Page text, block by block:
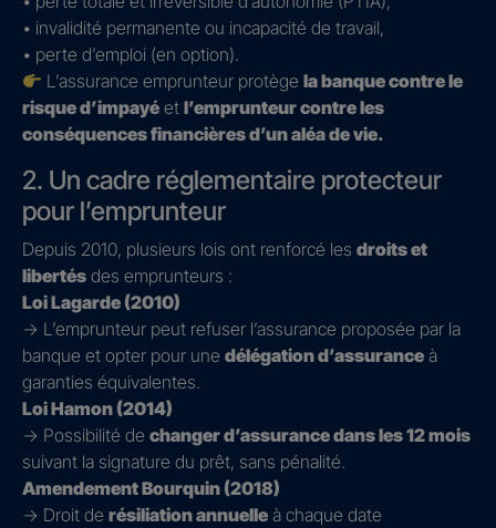
• invalidité permanente ou incapacité de travail,
• perte d’emploi (en option).
L’assurance emprunteur protègela banque contre le
risque d’impayé et l’emprunteur contre les
conséquences financières d’un aléa de vie.
2. Un cadre réglementaire protecteur
pour l’emprunteur
Depuis 2010, plusieurs lois ont renforcé les droits et
libertés des emprunteurs :
Loi Lagarde (2010)
→ L’emprunteur peut refuser l’assurance proposée par la
banque et opter pour une délégation d’assurance à
garanties équivalentes.
Loi Hamon (2014)
→ Possibilité de changer d’assurance dans les 12 mois
suivant la signature du prêt, sans pénalité.
Amendement Bourquin (2018)
→ Droit de résiliation annuelle à chaque date